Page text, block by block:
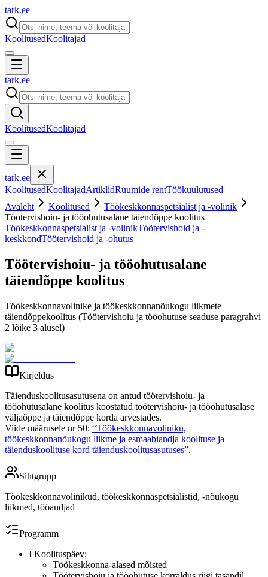
tark.ee
KoolitusedKoolitajad
tark.ee
KoolitusedKoolitajad
tark.ee
KoolitusedKoolitajadArtiklidRuumide rentTöökuulutused
Avaleht
Koolitused
Töökeskkonnaspetsialist ja -volinik
Töötervishoiu- ja tööohutusalane täiendõppe koolitus
Töökeskkonnaspetsialist ja -volinikTöötervishoid ja -
keskkondTöötervishoid ja -ohutus
Töötervishoiu- ja tööohutusalane
täiendõppe koolitus
Töökeskkonnavolinike ja töökeskkonnanõukogu liikmete
täiendõppekoolitus (Töötervishoiu ja tööohutuse seaduse paragrahvi
2 lõike 3 alusel)
Kirjeldus
Täienduskoolitusasutusena on antud töötervishoiu- ja
tööohutusalane koolitus koostatud töötervishoiu- ja tööohutusalase
väljaõppe ja täiendõppe korda arvestades.
Viide määrusele nr 50: “Töökeskkonnavoliniku,
töökeskkonnanõukogu liikme ja esmaabiandja koolituse ja
täienduskoolituse kord täienduskoolitusasutuses”.
Sihtgrupp
Töökeskkonnavolinikud, töökeskkonnaspetsialistid, -nõukogu
liikmed, tööandjad
Programm
I Koolituspäev:
Töökeskkonna-alased mõisted